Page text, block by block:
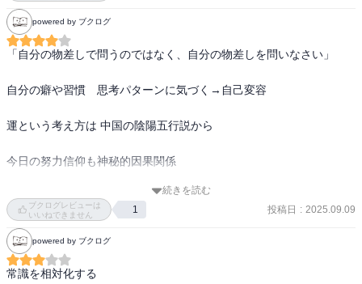
powered by ブクログ
「自分の物差しで問うのではなく、自分の物差しを問いなさい」
自分の癖や習慣　思考パターンに気づく→自己変容
運という考え方は 中国の陰陽五行説から
今日の努力信仰も神秘的因果関係
神秘的因果関係の比較。納得させる世界観の中を生きている⇒呪術
は他人に原因を求め,神の御加護は超自然的存在に原因を求め、努力
は自分に原因を求めている
↑ 原因結果の形で収束させたい脳の働きかなぁ(my opinion)
続きを読む
ブクログレビューは
いいねできません
1 投稿日 : 2025.09.09
powered by ブクログ
常識を相対化する